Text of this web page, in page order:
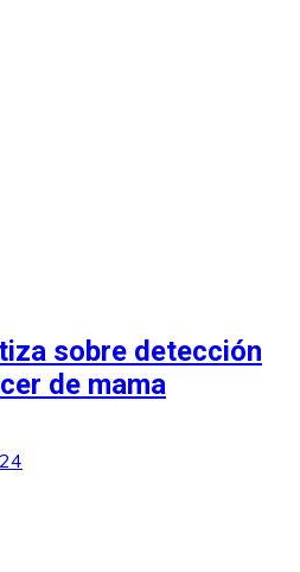
sobre detección
de mama